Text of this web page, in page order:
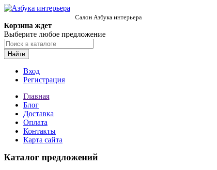
Салон Азбука интерьера
Корзина ждет
Выберите любое предложение
Найти
Вход
Регистрация
Главная
Блог
Доставка
Оплата
Контакты
Карта сайта
Каталог предложений